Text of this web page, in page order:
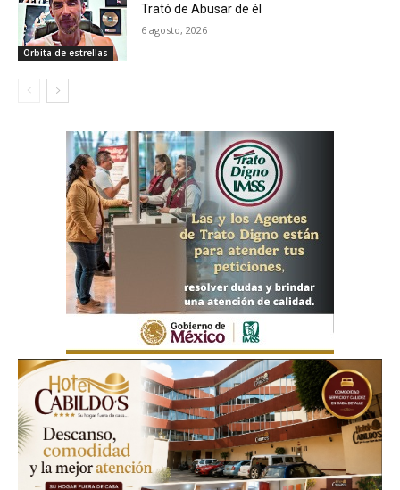
Orbita de estrellas
Trató de Abusar de él
6 agosto, 2026